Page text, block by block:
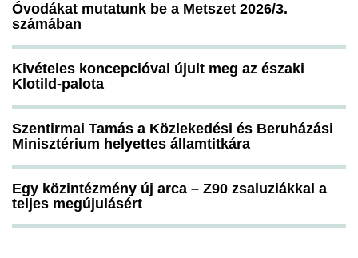
Óvodákat mutatunk be a Metszet 2026/3.
számában
Kivételes koncepcióval újult meg az északi
Klotild-palota
Szentirmai Tamás a Közlekedési és Beruházási
Minisztérium helyettes államtitkára
Egy közintézmény új arca – Z90 zsaluziákkal a
teljes megújulásért